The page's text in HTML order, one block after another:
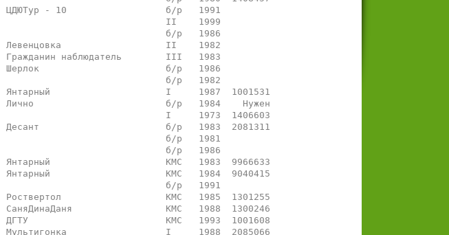
ЦДЮТур - 10                  б/р   1991
                              II    1999
                              б/р   1986
Левенцовка                   II    1982
Гражданин наблюдатель        III   1983
Шерлок                       б/р   1986
                              б/р   1982
Янтарный                     I     1987  1001531
Лично                        б/р   1984    Нужен
                              I     1973  1406603
Десант                       б/р   1983  2081311
                              б/р   1981
                              б/р   1986
Янтарный                     КМС   1983  9966633
Янтарный                     КМС   1984  9040415
                              б/р   1991
Роствертол                   КМС   1985  1301255
СаняДинаДаня                 КМС   1988  1300246
ДГТУ                         КМС   1993  1001608
Мультигонка                  I     1988  2085066